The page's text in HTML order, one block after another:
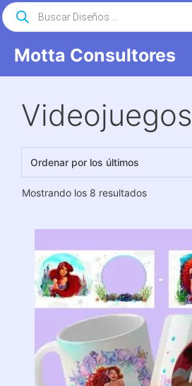
Saltar
al
Motta Consultores
Búsqueda
de
productos
Videojuegos
Mostrando los 8 resultadosOrdenado